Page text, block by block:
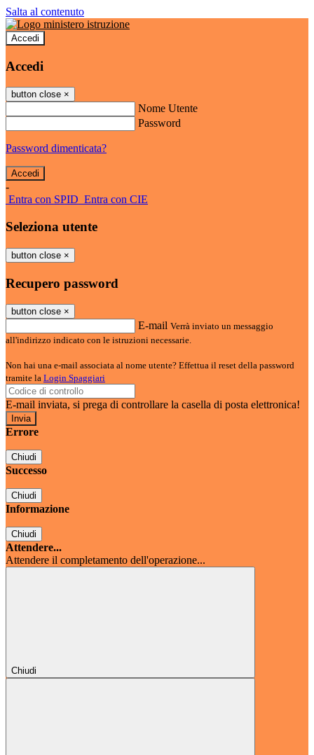
Salta al contenuto
Accedi
Accedi
button close ×
Nome Utente
Password
Password dimenticata?
-
Entra con SPID Entra con CIE
Seleziona utente
button close ×
Recupero password
button close ×
E-mail Verrà inviato un messaggio
all'indirizzo indicato con le istruzioni necessarie.
Non hai una e-mail associata al nome utente? Effettua il reset della password
tramite la Login Spaggiari
E-mail inviata, si prega di controllare la casella di posta elettronica!
Errore
Chiudi
Successo
Chiudi
Informazione
Chiudi
Attendere...
Attendere il completamento dell'operazione...
Chiudi